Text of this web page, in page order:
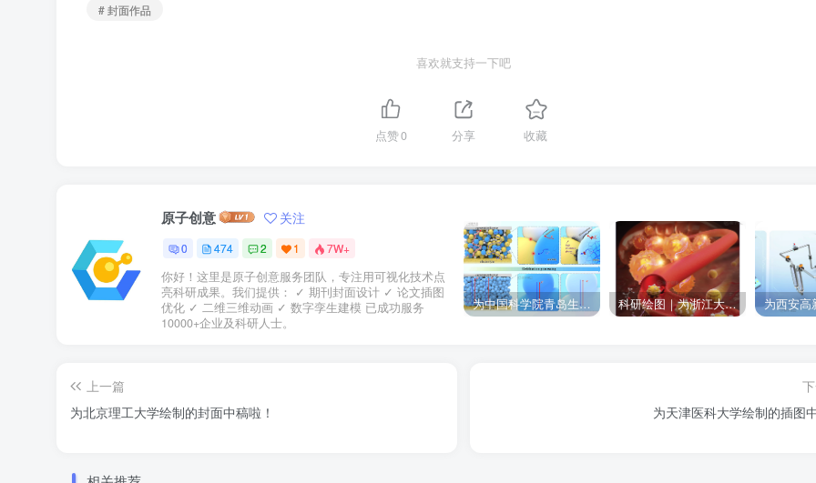
# 封面作品
喜欢就支持一下吧
点赞0 分享 收藏
原子创意 关注
0 474 2 1 7W+
你好！这里是原子创意服务团队，专注用可视化技术点
亮科研成果。我们提供： ✓ 期刊封面设计 ✓ 论文插图
优化 ✓ 二维三维动画 ✓ 数字孪生建模 已成功服务
10000+企业及科研人士。
为中国科学院青岛生物能源与过程研究所绘制的插图作品 科研绘图｜为浙江大学绘制的封面中稿啦！
上一篇
为北京理工大学绘制的封面中稿啦！
为天津医科大学绘制的插图